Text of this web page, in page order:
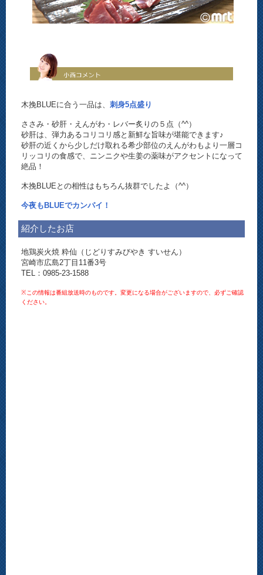
木挽BLUEに合う一品は、刺身5点盛り
ささみ・砂肝・えんがわ・レバー炙りの５点（^^）
砂肝は、弾力あるコリコリ感と新鮮な旨味が堪能できます♪
砂肝の近くから少しだけ取れる希少部位のえんがわもより一層コ
リッコリの食感で、ニンニクや生姜の薬味がアクセントになって
絶品！
木挽BLUEとの相性はもちろん抜群でしたよ（^^）
今夜もBLUEでカンパイ！
紹介したお店
地鶏炭火焼 粋仙（じどりすみびやき すいせん）
宮崎市広島2丁目11番3号
TEL：0985-23-1588
※この情報は番組放送時のものです。変更になる場合がございますので、必ずご確認
ください。